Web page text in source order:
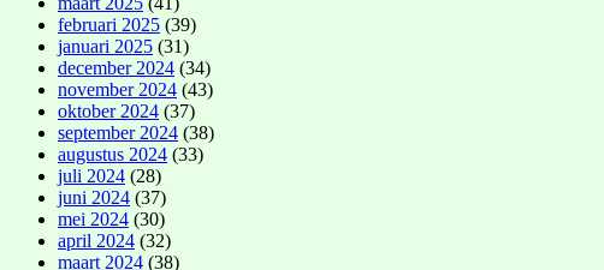
februari 2025 (39)
januari 2025 (31)
december 2024 (34)
november 2024 (43)
oktober 2024 (37)
september 2024 (38)
augustus 2024 (33)
juli 2024 (28)
juni 2024 (37)
mei 2024 (30)
april 2024 (32)
maart 2024 (38)